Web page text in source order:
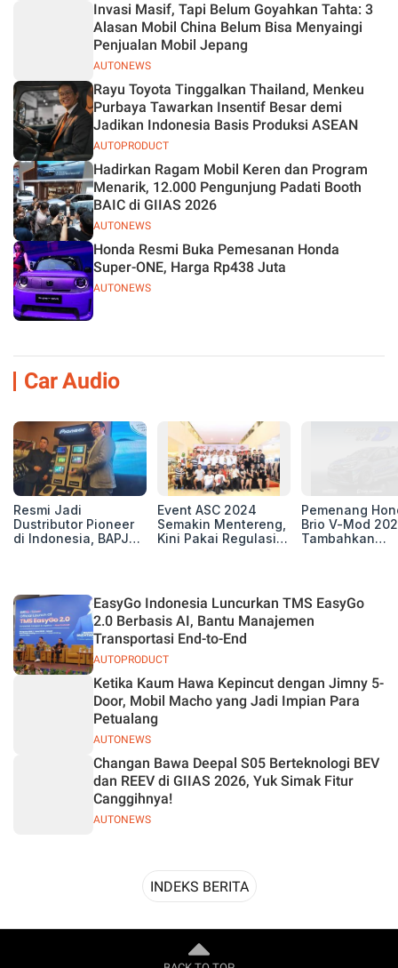
AUTONEWS
Invasi Masif, Tapi Belum Goyahkan Tahta: 3
Alasan Mobil China Belum Bisa Menyaingi
Penjualan Mobil Jepang
AUTOPRODUCT
Rayu Toyota Tinggalkan Thailand, Menkeu
Purbaya Tawarkan Insentif Besar demi
Jadikan Indonesia Basis Produksi ASEAN
AUTONEWS
Hadirkan Ragam Mobil Keren dan Program
Menarik, 12.000 Pengunjung Padati Booth
BAIC di GIIAS 2026
AUTONEWS
Honda Resmi Buka Pemesanan Honda
Super-ONE, Harga Rp438 Juta
Car Audio
Resmi Jadi
Dustributor Pioneer
di Indonesia, BAPJ
Event ASC 2024
Semakin Mentereng,
Kini Pakai Regulasi
Pemenang
Brio V-Mod
Tambahkan
AUTOPRODUCT
EasyGo Indonesia Luncurkan TMS EasyGo
2.0 Berbasis AI, Bantu Manajemen
Transportasi End-to-End
AUTONEWS
Ketika Kaum Hawa Kepincut dengan Jimny 5-
Door, Mobil Macho yang Jadi Impian Para
Petualang
AUTONEWS
Changan Bawa Deepal S05 Berteknologi BEV
dan REEV di GIIAS 2026, Yuk Simak Fitur
Canggihnya!
INDEKS BERITA